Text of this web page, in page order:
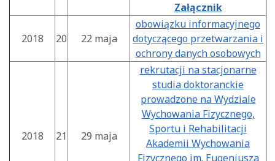
Załącznik
2018 20 22 maja
obowiązku informacyjnego
dotyczącego przetwarzania i
ochrony danych osobowych
2018 21 29 maja
rekrutacji na stacjonarne
studia doktoranckie
prowadzone na Wydziale
Wychowania Fizycznego,
Sportu i Rehabilitacji
Akademii Wychowania
Fizycznego im. Eugeniusza